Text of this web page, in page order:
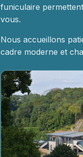
funiculaire
vous.
Nous accueillons
cadre moderne et